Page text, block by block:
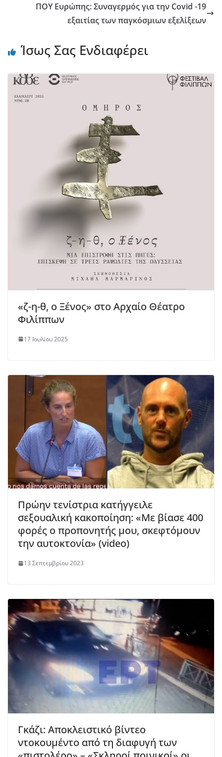
ΠΟΥ Ευρώπης: Συναγερμός για την Covid -19
εξαιτίας των παγκόσμιων εξελίξεων
Ίσως Σας Ενδιαφέρει
«ζ-η-θ, ο Ξένος» στο Αρχαίο Θέατρο
Φιλίππων
17 Ιουλίου 2025
Πρώην τενίστρια κατήγγειλε
σεξουαλική κακοποίηση: «Με βίασε 400
φορές ο προπονητής μου, σκεφτόμουν
την αυτοκτονία» (video)
13 Σεπτεμβρίου 2023
Γκάζι: Αποκλειστικό βίντεο
ντοκουμέντο από τη διαφυγή των